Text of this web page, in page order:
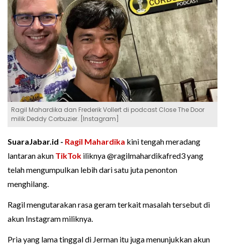
Ragil Mahardika dan Frederik Vollert di podcast Close The Door
milik Deddy Corbuzier. [Instagram]
SuaraJabar.id - Ragil Mahardika kini tengah meradang
lantaran akun TikTok iliknya @ragilmahardikafred3 yang
telah mengumpulkan lebih dari satu juta penonton
menghilang.
Ragil mengutarakan rasa geram terkait masalah tersebut di
akun Instagram miliknya.
Pria yang lama tinggal di Jerman itu juga menunjukkan akun